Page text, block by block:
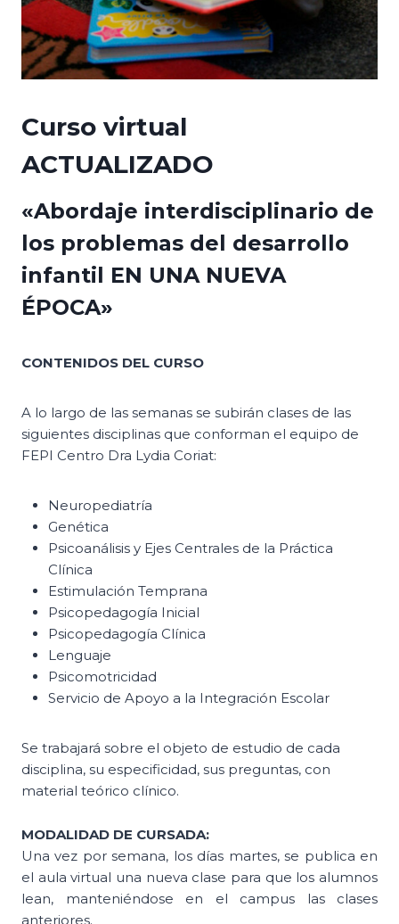
Curso virtual
ACTUALIZADO
«Abordaje interdisciplinario de
los problemas del desarrollo
infantil EN UNA NUEVA
ÉPOCA»
CONTENIDOS DEL CURSO
A lo largo de las semanas se subirán clases de las
siguientes disciplinas que conforman el equipo de
FEPI Centro Dra Lydia Coriat:
Neuropediatría
Genética
Psicoanálisis y Ejes Centrales de la Práctica
Clínica
Estimulación Temprana
Psicopedagogía Inicial
Psicopedagogía Clínica
Lenguaje
Psicomotricidad
Servicio de Apoyo a la Integración Escolar
Se trabajará sobre el objeto de estudio de cada
disciplina, su especificidad, sus preguntas, con
material teórico clínico.
MODALIDAD DE CURSADA:
Una vez por semana, los días martes, se publica en
el aula virtual una nueva clase para que los alumnos
lean, manteniéndose en el campus las clases
anteriores.